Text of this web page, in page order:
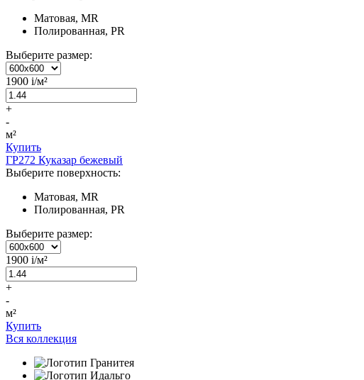
Матовая, MR
Полированная, PR
Выберите размер:
1900 i/м²
+
-
м²
Купить
ГР272 Куказар бежевый
Выберите поверхность:
Матовая, MR
Полированная, PR
Выберите размер:
1900 i/м²
+
-
м²
Купить
Вся коллекция